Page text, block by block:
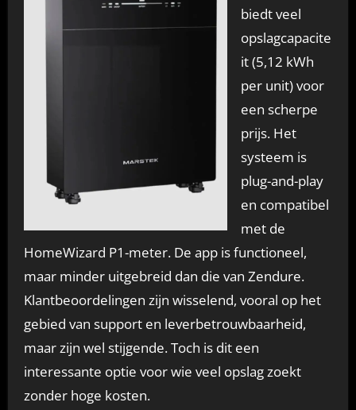
biedt veel
opslagcapacite
it (5,12 kWh
per unit) voor
een scherpe
prijs. Het
systeem is
plug-and-play
en compatibel
met de
HomeWizard P1-meter. De app is functioneel,
maar minder uitgebreid dan die van Zendure.
Klantbeoordelingen zijn wisselend, vooral op het
gebied van support en leverbetrouwbaarheid,
maar zijn wel stijgende. Toch is dit een
interessante optie voor wie veel opslag zoekt
zonder hoge kosten.